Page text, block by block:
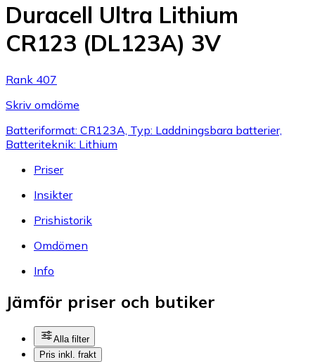
Duracell Ultra Lithium
CR123 (DL123A) 3V
Rank 407
Skriv omdöme
Batteriformat: CR123A, Typ: Laddningsbara batterier,
Batteriteknik: Lithium
Priser
Insikter
Prishistorik
Omdömen
Info
Jämför priser och butiker
Alla filter
Pris inkl. frakt